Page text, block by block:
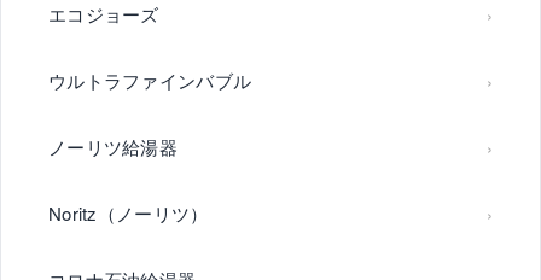
エコジョーズ
ウルトラファインバブル
ノーリツ給湯器
Noritz（ノーリツ）